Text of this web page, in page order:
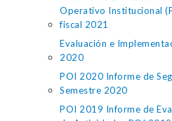
Operativo Institucional
fiscal 2021
Evaluación e
2020
POI 2020 Informe de
Semestre 2020
POI 2019 Informe de